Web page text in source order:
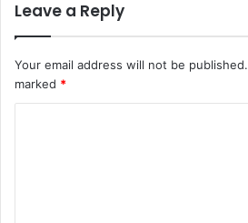
Leave a Reply
Your email address will not be published.
marked *